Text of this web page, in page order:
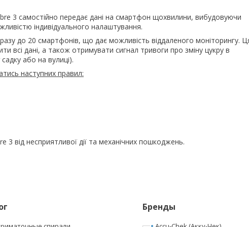
3 самостійно передає дані на смартфон щохвилини, вибудовуючи
індивідуального налаштування.
до 20 смартфонів, що дає можливість віддаленого моніторингу.
всі дані, а також отримувати сигнал тривоги про зміну цукру в
або на вулиці).
наступних правил:
від несприятливої дії та механічних пошкоджень.
Бренды